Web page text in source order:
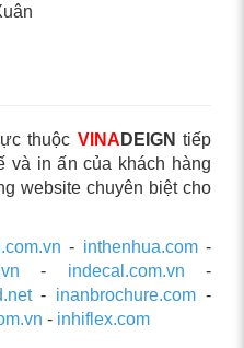
thuộc VINA DEIGN tiếp
và in ấn của khách hàng
website chuyên biệt cho
- inthenhua.com-
- indecal.com.vn -
- inanbrochure.com -
- inhiflex.com